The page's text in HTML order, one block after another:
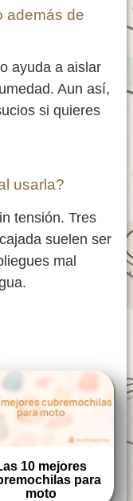
además de
ayuda a aislar
Aun así,
si quieres
usarla?
tensión. Tres
suelen ser
mal
10 mejores
para
moto